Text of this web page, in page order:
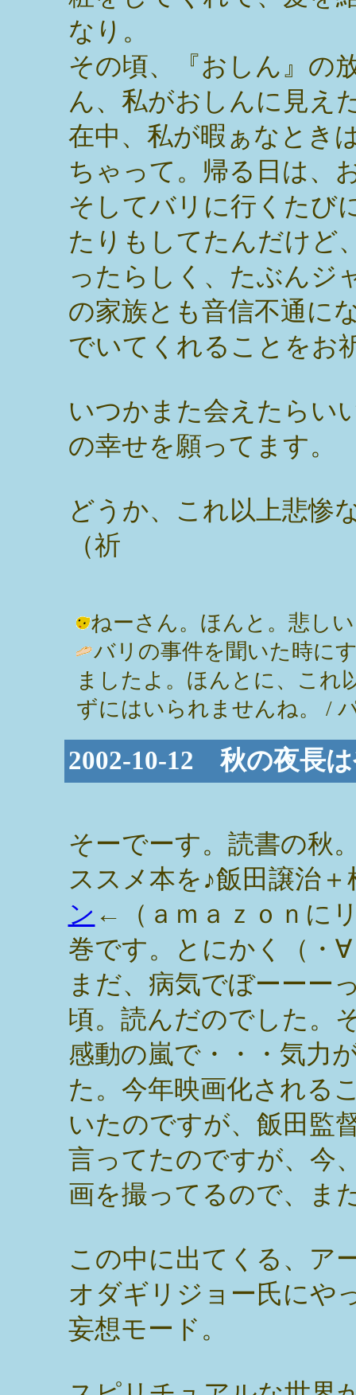
なり。
その頃、『おしん』の
ん、私がおしんに見え
在中、私が暇ぁなとき
ちゃって。帰る日は、
そしてバリに行くたび
たりもしてたんだけど
ったらしく、たぶんジ
の家族とも音信不通に
でいてくれることをお
いつかまた会えたらい
の幸せを願ってます。
どうか、これ以上悲惨
（祈
ねーさん。ほんと。悲し
バリの事件を聞いた時に
ましたよ。ほんとに、これ
ずにはいられませんね。 /
2002-10-12 秋の夜長
そーでーす。読書の秋
ススメ本を♪飯田譲治＋
ン ←（ａｍａｚｏｎに
巻です。とにかく（・
まだ、病気でぼーーー
頃。読んだのでした。
感動の嵐で・・・気力
た。今年映画化される
いたのですが、飯田監
言ってたのですが、今
画を撮ってるので、ま
この中に出てくる、ア
オダギリジョー氏にや
妄想モード。